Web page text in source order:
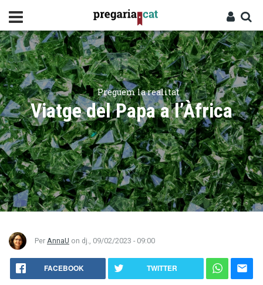
contingut
Entra
Cercador
Preguem la realitat
Viatge del Papa a l’Àfrica
Per AnnaU on dj., 09/02/2023 - 09:00
FACEBOOK TWITTER